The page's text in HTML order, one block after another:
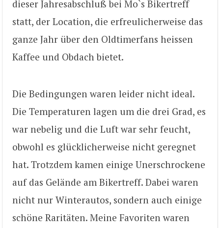
dieser Jahresabschluß bei Mo`s Bikertreff
statt, der Location, die erfreulicherweise das
ganze Jahr über den Oldtimerfans heissen
Kaffee und Obdach bietet.
Die Bedingungen waren leider nicht ideal.
Die Temperaturen lagen um die drei Grad, es
war nebelig und die Luft war sehr feucht,
obwohl es glücklicherweise nicht geregnet
hat. Trotzdem kamen einige Unerschrockene
auf das Gelände am Bikertreff. Dabei waren
nicht nur Winterautos, sondern auch einige
schöne Raritäten. Meine Favoriten waren